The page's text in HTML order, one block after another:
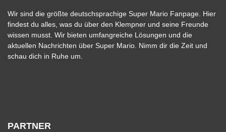
Wir sind die größte deutschsprachige Super Mario Fanpage. Hier
findest du alles, was du über den Klempner und seine Freunde
wissen musst. Wir bieten umfangreiche Lösungen und die
aktuellen Nachrichten über Super Mario. Nimm dir die Zeit und
schau dich in Ruhe um.
PARTNER